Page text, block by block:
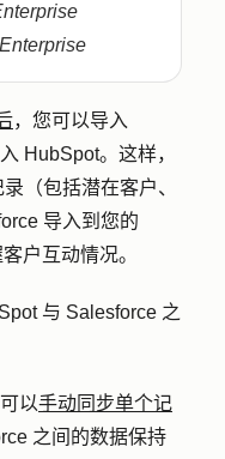
，您可以导入
HubSpot。这样，
（包括潜在客户、
导入到您的
户互动情况。
与 Salesforce 之
以手动同步单个记
之间的数据保持